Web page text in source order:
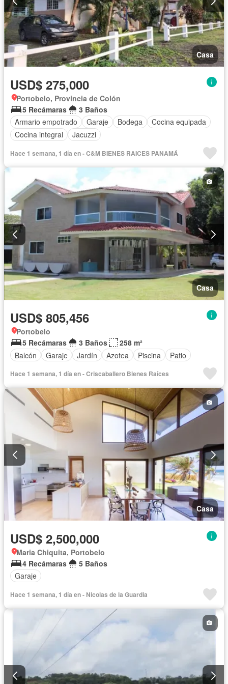
Casa
USD$ 275,000
Portobelo, Provincia de Colón
5 Recámaras
3 Baños
Armario empotrado
Garaje Bodega
Cocina equipada
Cocina integral
Jacuzzi
Hace 1 semana, 1 día en - C&M BIENES RAICES PANAMÁ
Casa
USD$ 805,456
Portobelo
5 Recámaras
3 Baños
258 m²
Balcón
Garaje Jardín Azotea Piscina Patio
Hace 1 semana, 1 día en - Criscaballero Bienes Raíces
Casa
USD$ 2,500,000
Maria Chiquita, Portobelo
4 Recámaras
5 Baños
Garaje
Hace 1 semana, 1 día en - Nicolas de la Guardia